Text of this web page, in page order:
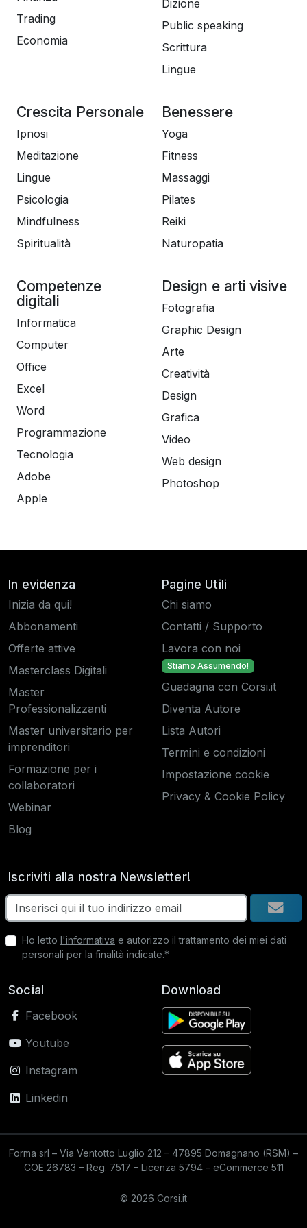
Il suo sito è:
Trading
Economia
Dizione
Public speaking
Scrittura
Lingue
Crescita Personale
Ipnosi
Meditazione
Lingue
Psicologia
Mindfulness
Spiritualità
Benessere
Yoga
Fitness
Massaggi
Pilates
Reiki
Naturopatia
Competenze
digitali
Informatica
Computer
Office
Excel
Word
Programmazione
Tecnologia
Adobe
Apple
Design e arti visive
Fotografia
Graphic Design
Arte
Creatività
Design
Grafica
Video
Web design
Photoshop
In evidenza
Inizia da qui!
Abbonamenti
Offerte attive
Masterclass Digitali
Master
Professionalizzanti
Master universitario per
imprenditori
Formazione per i
collaboratori
Webinar
Blog
Pagine Utili
Chi siamo
Contatti / Supporto
Lavora con noi
Stiamo Assumendo!
Guadagna con Corsi.it
Diventa Autore
Lista Autori
Termini e condizioni
Impostazione cookie
Privacy & Cookie Policy
Iscriviti alla nostra Newsletter!
Ho letto l'informativa e autorizzo il trattamento dei miei dati
personali per la finalità indicate.*
Social
Facebook
Youtube
Instagram
Linkedin
Download
Forma srl – Via Ventotto Luglio 212 – 47895 Domagnano (RSM) –
COE 26783 – Reg. 7517 – Licenza 5794 – eCommerce 511
© 2026 Corsi.it